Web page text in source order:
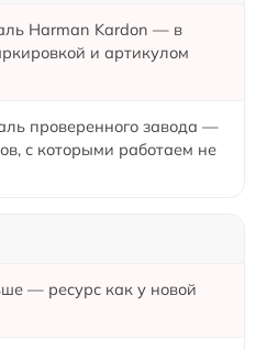
Harman Kardon — в
и артикулом
проверенного завода —
с которыми работаем не
— ресурс как у новой